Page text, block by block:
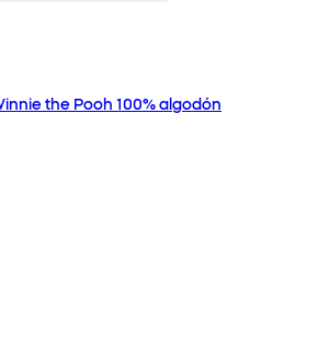
the Pooh 100% algodón